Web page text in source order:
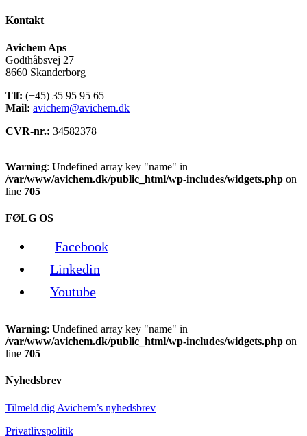
Kontakt
Avichem Aps
Godthåbsvej 27
8660 Skanderborg
Tlf: (+45) 35 95 95 65
Mail: avichem@avichem.dk
CVR-nr.: 34582378
Warning: Undefined array key "name" in
/var/www/avichem.dk/public_html/wp-includes/widgets.php on
line 705
FØLG OS
Facebook
Linkedin
Youtube
Warning: Undefined array key "name" in
/var/www/avichem.dk/public_html/wp-includes/widgets.php on
line 705
Nyhedsbrev
Tilmeld dig Avichem’s nyhedsbrev
Privatlivspolitik